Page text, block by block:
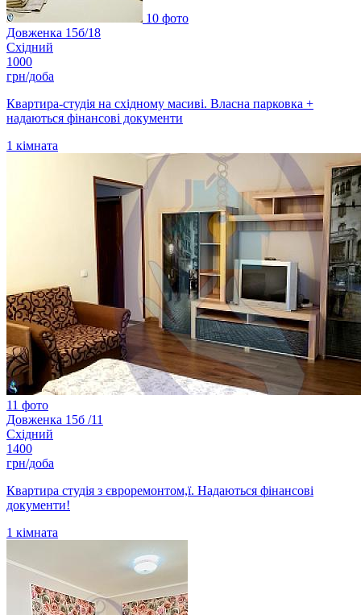
10 фото
Довженка 15б/18
Східний
1000
грн/доба
Квартира-студія на східному масиві. Власна парковка +
надаються фінансові документи
1 кімната
11 фото
Довженка 15б /11
Східний
1400
грн/доба
Квартира студія з євроремонтом,ї. Надаються фінансові
документи!
1 кімната